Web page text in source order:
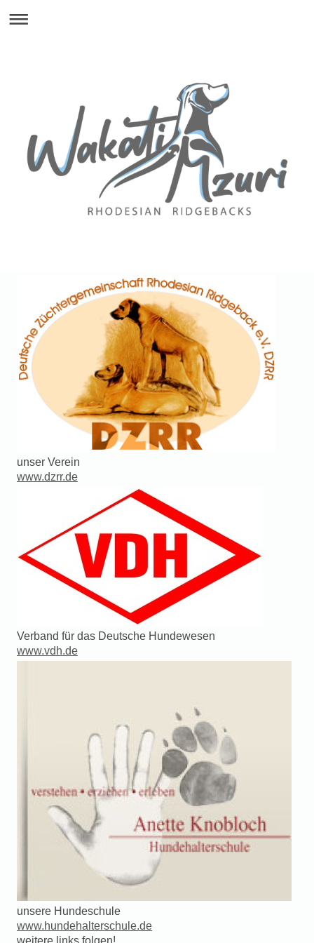
unser Verein
www.dzrr.de
Verband für das Deutsche Hundewesen
www.vdh.de
unsere Hundeschule
www.hundehalterschule.de
weitere links folgen!